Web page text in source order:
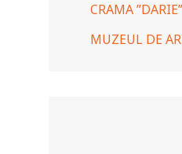
CRAMA ”DARIE”
MUZEUL DE